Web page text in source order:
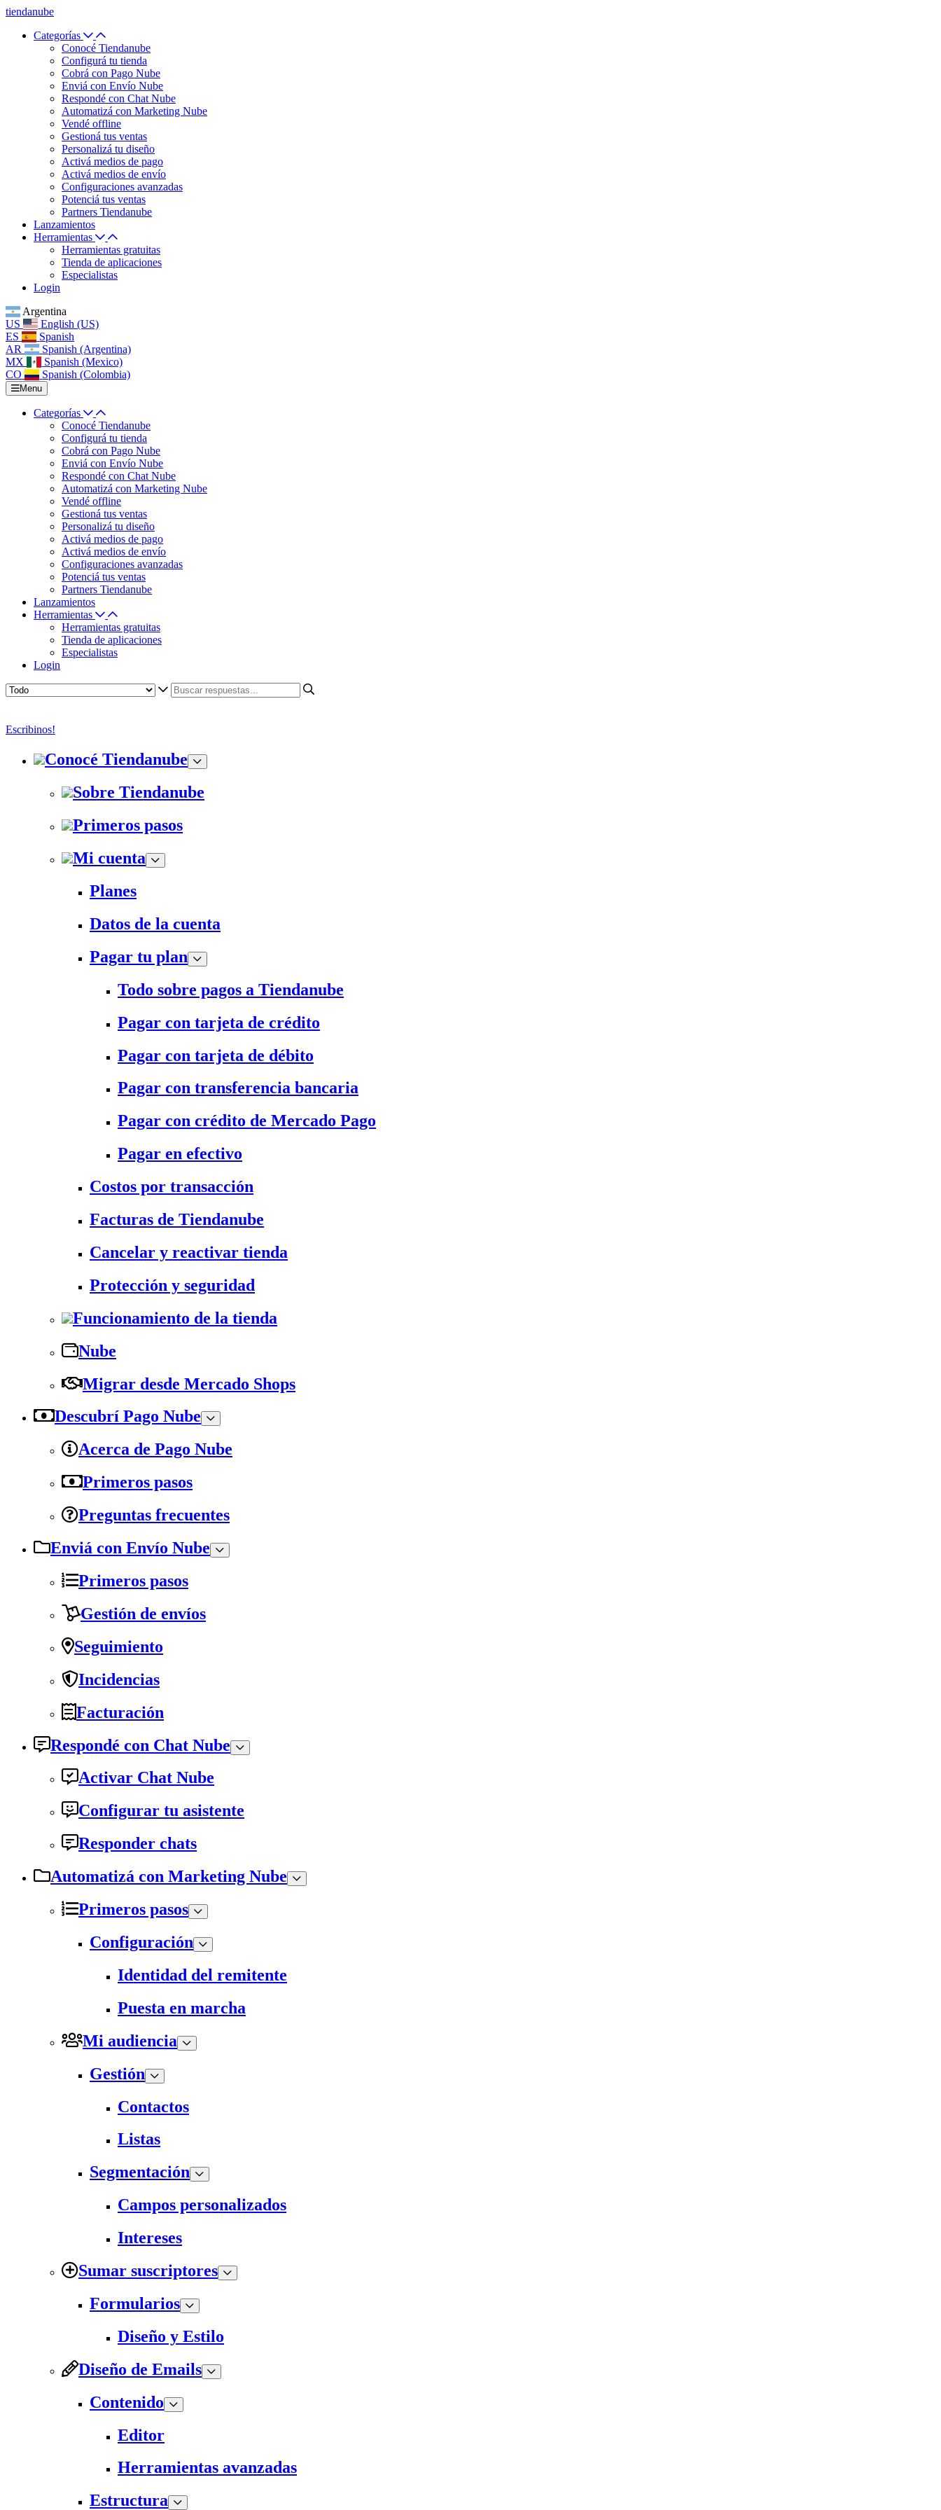
tiendanube
Categorías
Conocé Tiendanube
Configurá tu tienda
Cobrá con Pago Nube
Enviá con Envío Nube
Respondé con Chat Nube
Automatizá con Marketing Nube
Vendé offline
Gestioná tus ventas
Personalizá tu diseño
Activá medios de pago
Activá medios de envío
Configuraciones avanzadas
Potenciá tus ventas
Partners Tiendanube
Lanzamientos
Herramientas
Herramientas gratuitas
Tienda de aplicaciones
Especialistas
Login
Argentina
US
English (US)
ES
Spanish
AR
Spanish (Argentina)
MX
Spanish (Mexico)
CO
Spanish (Colombia)
Menu
Categorías
Conocé Tiendanube
Configurá tu tienda
Cobrá con Pago Nube
Enviá con Envío Nube
Respondé con Chat Nube
Automatizá con Marketing Nube
Vendé offline
Gestioná tus ventas
Personalizá tu diseño
Activá medios de pago
Activá medios de envío
Configuraciones avanzadas
Potenciá tus ventas
Partners Tiendanube
Lanzamientos
Herramientas
Herramientas gratuitas
Tienda de aplicaciones
Especialistas
Login
Escribinos!
Conocé Tiendanube
Sobre Tiendanube
Primeros pasos
Mi cuenta
Planes
Datos de la cuenta
Pagar tu plan
Todo sobre pagos a Tiendanube
Pagar con tarjeta de crédito
Pagar con tarjeta de débito
Pagar con transferencia bancaria
Pagar con crédito de Mercado Pago
Pagar en efectivo
Costos por transacción
Facturas de Tiendanube
Cancelar y reactivar tienda
Protección y seguridad
Funcionamiento de la tienda
Nube
Migrar desde Mercado Shops
Descubrí Pago Nube
Acerca de Pago Nube
Primeros pasos
Preguntas frecuentes
Enviá con Envío Nube
Primeros pasos
Gestión de envíos
Seguimiento
Incidencias
Facturación
Respondé con Chat Nube
Activar Chat Nube
Configurar tu asistente
Responder chats
Automatizá con Marketing Nube
Primeros pasos
Configuración
Identidad del remitente
Puesta en marcha
Mi audiencia
Gestión
Contactos
Listas
Segmentación
Campos personalizados
Intereses
Sumar suscriptores
Formularios
Diseño y Estilo
Diseño de Emails
Contenido
Editor
Herramientas avanzadas
Estructura